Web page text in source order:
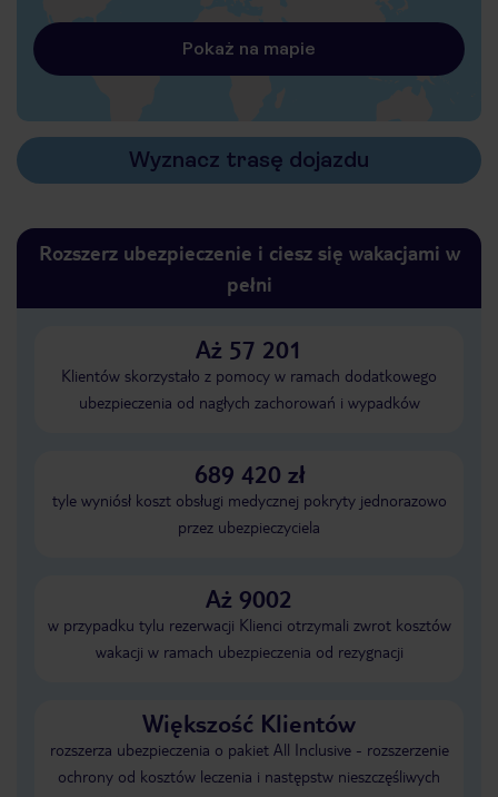
Pokaż na mapie
Wyznacz trasę dojazdu
Rozszerz ubezpieczenie i ciesz się wakacjami w
pełni
Aż 57 201
Klientów skorzystało z pomocy w ramach dodatkowego
ubezpieczenia od nagłych zachorowań i wypadków
689 420 zł
tyle wyniósł koszt obsługi medycznej pokryty jednorazowo
przez ubezpieczyciela
Aż 9002
w przypadku tylu rezerwacji Klienci otrzymali zwrot kosztów
wakacji w ramach ubezpieczenia od rezygnacji
Większość Klientów
rozszerza ubezpieczenia o pakiet All Inclusive - rozszerzenie
ochrony od kosztów leczenia i następstw nieszczęśliwych